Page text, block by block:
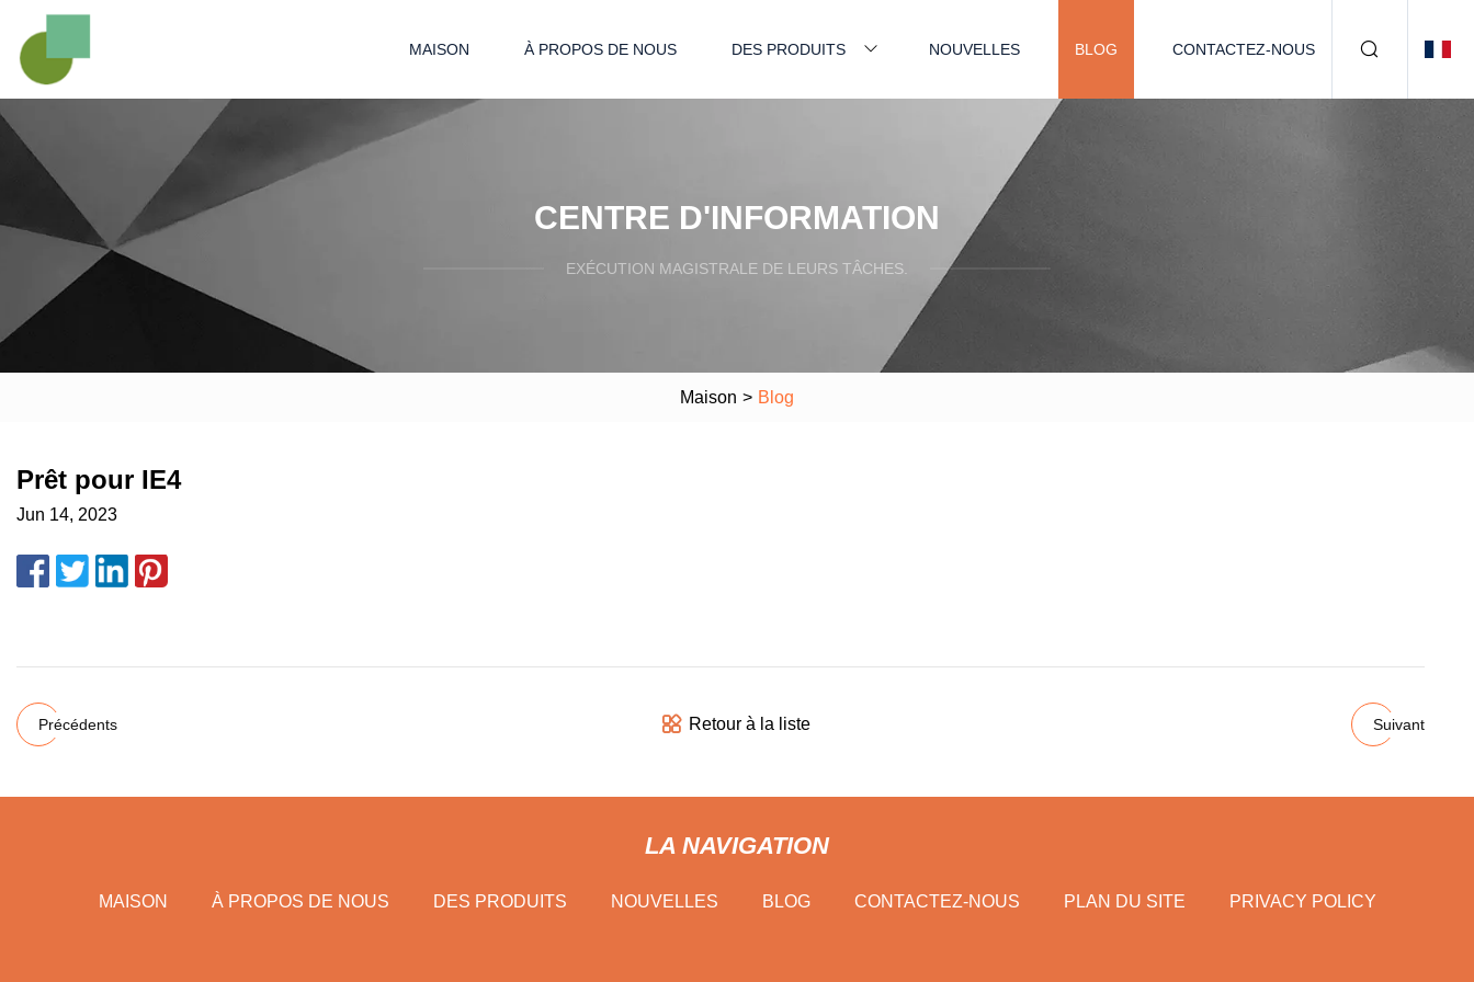
MAISON À PROPOS DE NOUS DES PRODUITS NOUVELLES BLOG CONTACTEZ-NOUS
CENTRE D'INFORMATION
EXÉCUTION MAGISTRALE DE LEURS TÂCHES.
Maison > Blog
Prêt pour IE4
Jun 14, 2023
Précédents Retour à la liste Suivant
LA NAVIGATION
MAISON À PROPOS DE NOUS DES PRODUITS NOUVELLES BLOG CONTACTEZ-NOUS PLAN DU SITE PRIVACY POLICY